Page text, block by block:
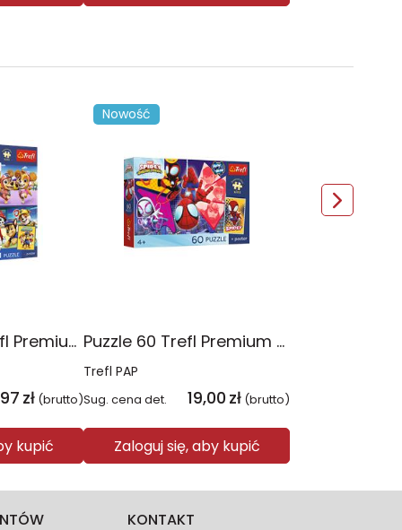
Puzzle 4x88 Trefl Premium Plus Kids Psia Straż Psi Patrol 34693
zł (brutto)
kupić
Nowość
Puzzle 60 Trefl Premium Plus Kids Niesamowita przygoda Spidey Marvel 17429
Trefl PAP
Sug. cena det. 19,00 zł (brutto)
Zaloguj się, aby kupić
KONTAKT